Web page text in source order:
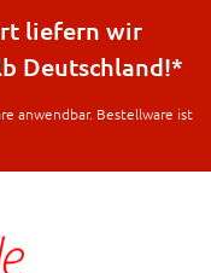
liefern wir
Deutschland!*
anwendbar. Bestellware ist